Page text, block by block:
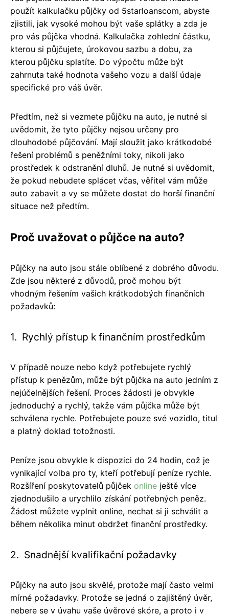
použít kalkulačku půjčky od 5starloanscom, abyste
zjistili, jak vysoké mohou být vaše splátky a zda je
pro vás půjčka vhodná. Kalkulačka zohlední částku,
kterou si půjčujete, úrokovou sazbu a dobu, za
kterou půjčku splatíte. Do výpočtu může být
zahrnuta také hodnota vašeho vozu a další údaje
specifické pro váš úvěr.
Předtím, než si vezmete půjčku na auto, je nutné si
uvědomit, že tyto půjčky nejsou určeny pro
dlouhodobé půjčování. Mají sloužit jako krátkodobé
řešení problémů s peněžními toky, nikoli jako
prostředek k odstranění dluhů. Je nutné si uvědomit,
že pokud nebudete splácet včas, věřitel vám může
auto zabavit a vy se můžete dostat do horší finanční
situace než předtím.
Proč uvažovat o půjčce na auto?
Půjčky na auto jsou stále oblíbené z dobrého důvodu.
Zde jsou některé z důvodů, proč mohou být
vhodným řešením vašich krátkodobých finančních
požadavků:
1. Rychlý přístup k finančním prostředkům
V případě nouze nebo když potřebujete rychlý
přístup k penězům, může být půjčka na auto jedním z
nejúčelnějších řešení. Proces žádosti je obvykle
jednoduchý a rychlý, takže vám půjčka může být
schválena rychle. Potřebujete pouze své vozidlo, titul
a platný doklad totožnosti.
Peníze jsou obvykle k dispozici do 24 hodin, což je
vynikající volba pro ty, kteří potřebují peníze rychle.
Rozšíření poskytovatelů půjček online ještě více
zjednodušilo a urychlilo získání potřebných peněz.
Žádost můžete vyplnit online, nechat si ji schválit a
během několika minut obdržet finanční prostředky.
2. Snadnější kvalifikační požadavky
Půjčky na auto jsou skvělé, protože mají často velmi
mírné požadavky. Protože se jedná o zajištěný úvěr,
nebere se v úvahu vaše úvěrové skóre, a proto i v